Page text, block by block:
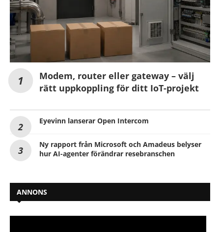
Modem, router eller gateway – välj
rätt uppkoppling för ditt IoT-projekt
Eyevinn lanserar Open Intercom
Ny rapport från Microsoft och Amadeus belyser
hur AI-agenter förändrar resebranschen
ANNONS